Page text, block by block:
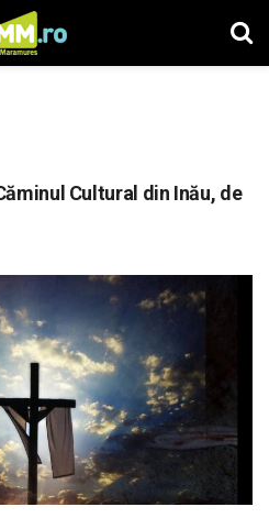
Cultural din Inău, de